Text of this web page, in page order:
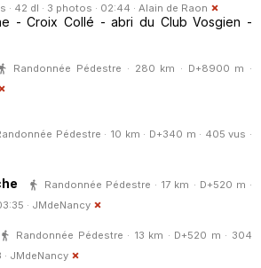
· 42 dl · 3 photos · 02:44 · Alain de Raon
- Croix Collé - abri du Club Vosgien -
Randonnée Pédestre · 280 km · D+8900 m ·
Pédestre · 10 km · D+340 m · 405 vus ·
Randonnée Pédestre · 17 km · D+520 m ·
· JMdeNancy
Randonnée Pédestre · 13 km · D+520 m · 304
JMdeNancy